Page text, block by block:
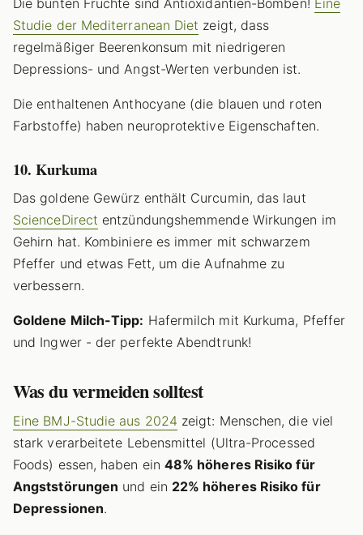
Die bunten Früchte sind Antioxidantien-Bomben! Eine
Studie der Mediterranean Diet zeigt, dass
regelmäßiger Beerenkonsum mit niedrigeren
Depressions- und Angst-Werten verbunden ist.
Die enthaltenen Anthocyane (die blauen und roten
Farbstoffe) haben neuroprotektive Eigenschaften.
10. Kurkuma
Das goldene Gewürz enthält Curcumin, das laut
ScienceDirect entzündungshemmende Wirkungen im
Gehirn hat. Kombiniere es immer mit schwarzem
Pfeffer und etwas Fett, um die Aufnahme zu
verbessern.
Goldene Milch-Tipp: Hafermilch mit Kurkuma, Pfeffer
und Ingwer - der perfekte Abendtrunk!
Was du vermeiden solltest
Eine BMJ-Studie aus 2024 zeigt: Menschen, die viel
stark verarbeitete Lebensmittel (Ultra-Processed
Foods) essen, haben ein 48% höheres Risiko für
Angststörungen und ein 22% höheres Risiko für
Depressionen.